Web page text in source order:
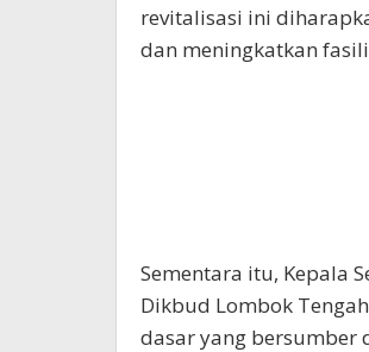
revitalisasi ini
dan meningkatkan
Sementara itu, Kepala
Dikbud Lombok
dasar yang bersumber